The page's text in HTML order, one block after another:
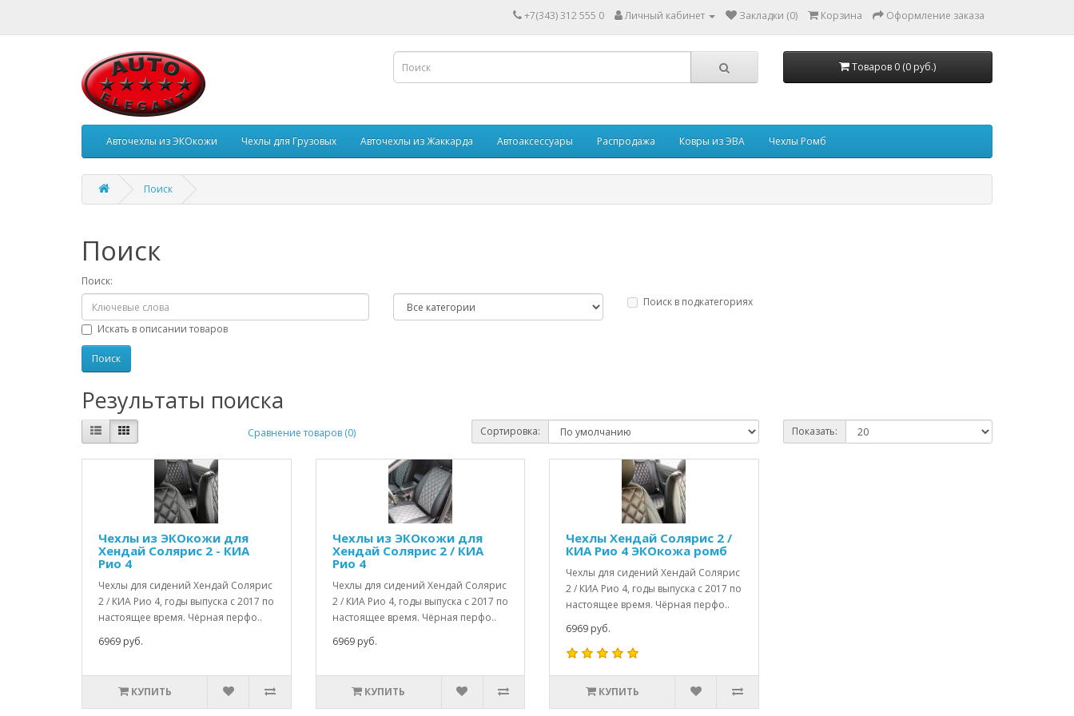
+7(343) 312 555 0 Личный кабинет Закладки (0) Корзина Оформление заказа
Товаров 0 (0 руб.)
Авточехлы из ЭКОкожи Чехлы для Грузовых Авточехлы из Жаккарда Автоаксессуары Распродажа Ковры из ЭВА Чехлы Ромб
Поиск
Поиск
Поиск:
Поиск в подкатегориях
Искать в описании товаров
Результаты поиска
Сравнение товаров (0) Сортировка: Показать:
Чехлы из ЭКОкожи для
Хендай Солярис 2 - КИА
Рио 4
Чехлы для сидений Хендай Солярис
2 / КИА Рио 4, годы выпуска с 2017 по
настоящее время. Чёрная перфо..
6969 руб.
КУПИТЬ
Чехлы из ЭКОкожи для
Хендай Солярис 2 / КИА
Рио 4
Чехлы для сидений Хендай Солярис
2 / КИА Рио 4, годы выпуска с 2017 по
настоящее время. Чёрная перфо..
6969 руб.
КУПИТЬ
Чехлы Хендай Солярис 2 /
КИА Рио 4 ЭКОкожа ромб
Чехлы для сидений Хендай Солярис
2 / КИА Рио 4, годы выпуска с 2017 по
настоящее время. Чёрная перфо..
6969 руб.
КУПИТЬ